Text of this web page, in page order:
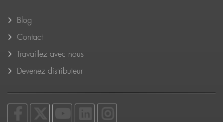
Blog
Contact
Travaillez avec nous
Devenez distributeur